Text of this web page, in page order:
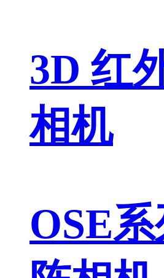
3D 红
相机
OSE